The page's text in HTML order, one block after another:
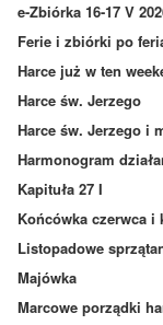
e-Zbiórka 16-17 V
Ferie i zbiórki po
Harce już w ten
Harce św. Jerzego
Harce św. Jerzego i
Harmonogram
Kapituła 27 I
Końcówka czerwca i
Listopadowe
Majówka
Marcowe porządki